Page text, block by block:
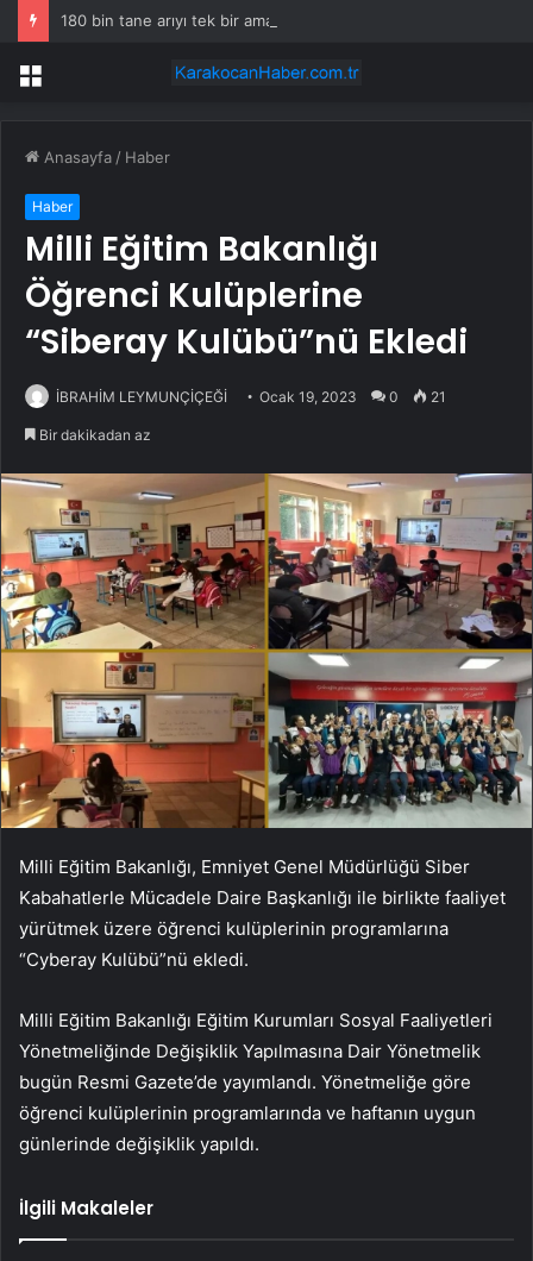
180 bin tane arıyı tek bir amaç doğaya saldılar
Menü
Anasayfa / Haber
Haber
Milli Eğitim Bakanlığı
Öğrenci Kulüplerine
“Siberay Kulübü”nü Ekledi
İBRAHİM LEYMUNÇİÇEĞİ Ocak 19, 2023 0 21
Bir dakikadan az
Milli Eğitim Bakanlığı, Emniyet Genel Müdürlüğü Siber
Kabahatlerle Mücadele Daire Başkanlığı ile birlikte faaliyet
yürütmek üzere öğrenci kulüplerinin programlarına
“Cyberay Kulübü”nü ekledi.
Milli Eğitim Bakanlığı Eğitim Kurumları Sosyal Faaliyetleri
Yönetmeliğinde Değişiklik Yapılmasına Dair Yönetmelik
bugün Resmi Gazete’de yayımlandı. Yönetmeliğe göre
öğrenci kulüplerinin programlarında ve haftanın uygun
günlerinde değişiklik yapıldı.
İlgili Makaleler